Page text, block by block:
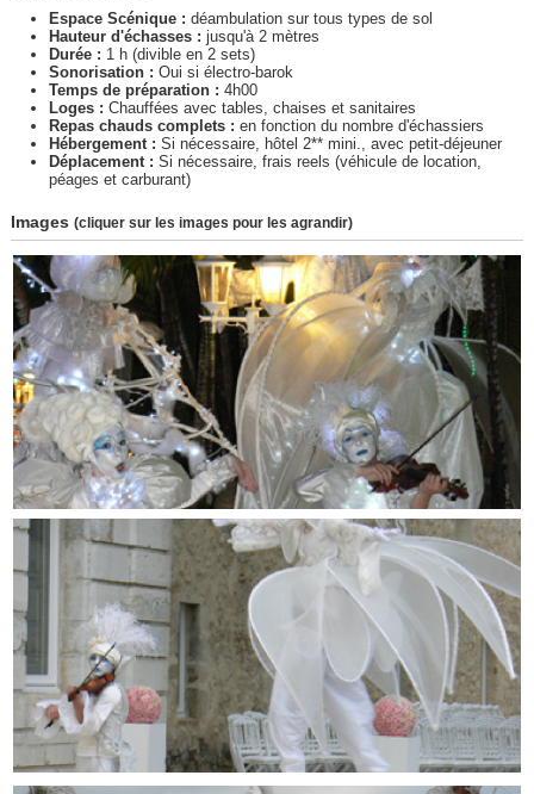
Espace Scénique : déambulation sur tous types de sol
Hauteur d'échasses : jusqu'à 2 mètres
Durée : 1 h (divible en 2 sets)
Sonorisation : Oui si électro-barok
Temps de préparation : 4h00
Loges : Chauffées avec tables, chaises et sanitaires
Repas chauds complets : en fonction du nombre d'échassiers
Hébergement : Si nécessaire, hôtel 2** mini., avec petit-déjeuner
Déplacement : Si nécessaire, frais reels (véhicule de location,
péages et carburant)
Images (cliquer sur les images pour les agrandir)